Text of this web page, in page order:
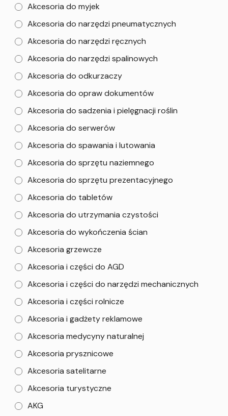
Akcesoria do myjek
Akcesoria do narzędzi pneumatycznych
Akcesoria do narzędzi ręcznych
Akcesoria do narzędzi spalinowych
Akcesoria do odkurzaczy
Akcesoria do opraw dokumentów
Akcesoria do sadzenia i pielęgnacji roślin
Akcesoria do serwerów
Akcesoria do spawania i lutowania
Akcesoria do sprzętu naziemnego
Akcesoria do sprzętu prezentacyjnego
Akcesoria do tabletów
Akcesoria do utrzymania czystości
Akcesoria do wykończenia ścian
Akcesoria grzewcze
Akcesoria i części do AGD
Akcesoria i części do narzędzi mechanicznych
Akcesoria i części rolnicze
Akcesoria i gadżety reklamowe
Akcesoria medycyny naturalnej
Akcesoria prysznicowe
Akcesoria satelitarne
Akcesoria turystyczne
AKG